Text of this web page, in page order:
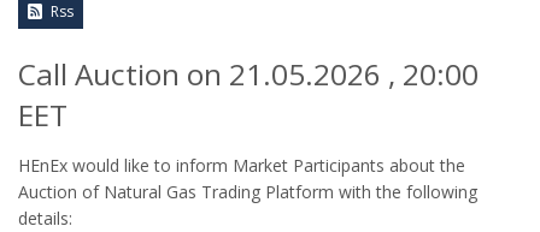
Rss
Call Auction on 21.05.2026 , 20:00
EET
HEnEx would like to inform Market Participants about the
Auction of Natural Gas Trading Platform with the following
details: